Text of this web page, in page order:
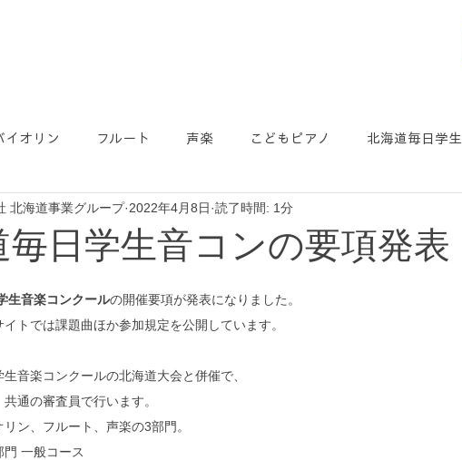
イオリン フルート 声楽 こどもピアノ 北海道毎日学生
毎日学生音コンの要項発表
北海道事業グループ 2022年4月8日 読了時間: 1分
生音楽コンクールの開催要項が発表になりました。
トでは課題曲ほか参加規定を公開しています。
音楽コンクールの北海道大会と併催で、
通の審査員で行います。
ン、フルート、声楽の3部門。
一般コース